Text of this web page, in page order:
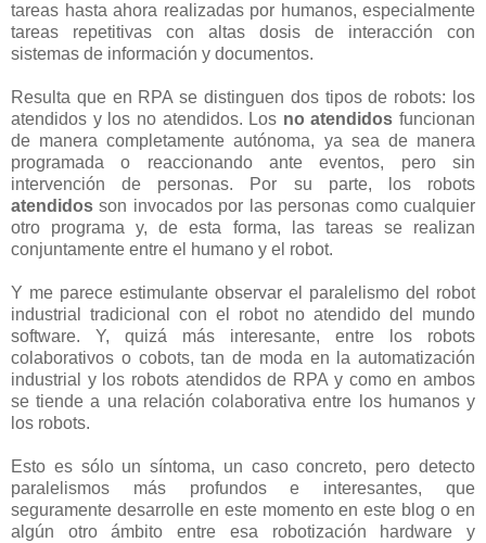
tareas hasta ahora realizadas por humanos, especialmente
tareas repetitivas con altas dosis de interacción con
sistemas de información y documentos.
Resulta que en RPA se distinguen dos tipos de robots: los
atendidos y los no atendidos. Los no atendidos funcionan
de manera completamente autónoma, ya sea de manera
programada o reaccionando ante eventos, pero sin
intervención de personas. Por su parte, los robots
atendidos son invocados por las personas como cualquier
otro programa y, de esta forma, las tareas se realizan
conjuntamente entre el humano y el robot.
Y me parece estimulante observar el paralelismo del robot
industrial tradicional con el robot no atendido del mundo
software. Y, quizá más interesante, entre los robots
colaborativos o cobots, tan de moda en la automatización
industrial y los robots atendidos de RPA y como en ambos
se tiende a una relación colaborativa entre los humanos y
los robots.
Esto es sólo un síntoma, un caso concreto, pero detecto
paralelismos más profundos e interesantes, que
seguramente desarrolle en este momento en este blog o en
algún otro ámbito entre esa robotización hardware y